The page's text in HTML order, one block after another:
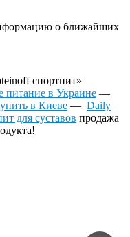
о ближайших
спортпит»
питание в Украине—
в Киеве — Daily
для суставов продажа